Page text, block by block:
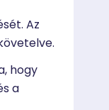
Az
hogy
a